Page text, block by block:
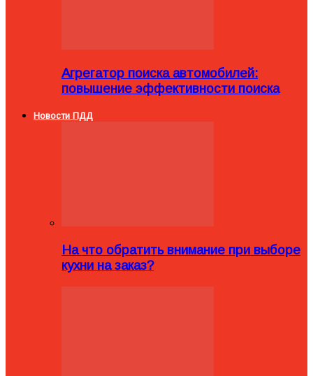
Агрегатор поиска автомобилей:
повышение эффективности поиска
Новости ПДД
На что обратить внимание при выборе
кухни на заказ?